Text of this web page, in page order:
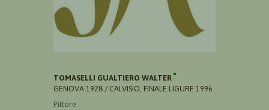
TOMASELLI GUALTIERO WALTER
GENOVA 1928 / CALVISIO, FINALE LIGURE 1996
Pittore